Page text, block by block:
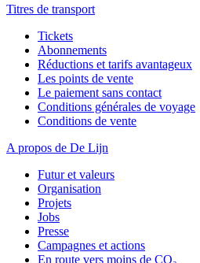
Titres de transport
Tickets
Abonnements
Réductions et tarifs avantageux
Les points de vente
Le paiement sans contact
Conditions générales de voyage
Conditions de vente
A propos de De Lijn
Futur et valeurs
Organisation
Projets
Jobs
Presse
Campagnes et actions
En route vers moins de CO₂